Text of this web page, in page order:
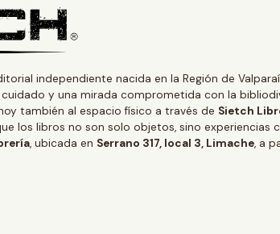
independiente nacida en la Región de
y una mirada comprometida con la
también al espacio físico a través de Sietch
los libros no son solo objetos, sino
, ubicada en Serrano 317, local 3, Limache, a